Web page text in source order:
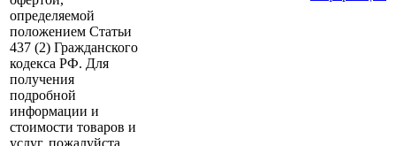
определяемой
положением Статьи
437 (2) Гражданского
кодекса РФ. Для
получения
подробной
информации и
стоимости товаров и
услуг, пожалуйста